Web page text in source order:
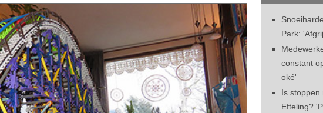
Park:
constant
oké'
Is stoppen
Efteling?